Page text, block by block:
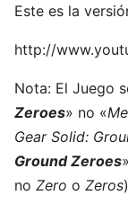
Este es la
http://
Nota: El Juego
Zeroes» no «
Gear Solid:
Ground Zeroes
no Zero o Zeros